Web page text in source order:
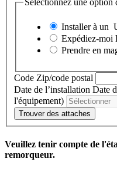
Sélectionnez une option
Installer à un
Expédiez-moi
Prendre en
Code Zip/code postal
Date de l’installation Date
l'équipement)
Trouver des attaches
Veuillez tenir compte de
remorqueur.